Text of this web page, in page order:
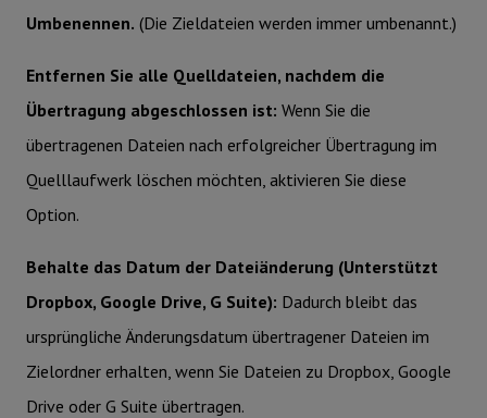
Umbenennen. (Die Zieldateien werden immer umbenannt.)
Entfernen Sie alle Quelldateien, nachdem die
Übertragung abgeschlossen ist: Wenn Sie die
übertragenen Dateien nach erfolgreicher Übertragung im
Quelllaufwerk löschen möchten, aktivieren Sie diese
Option.
Behalte das Datum der Dateiänderung (Unterstützt
Dropbox, Google Drive, G Suite): Dadurch bleibt das
ursprüngliche Änderungsdatum übertragener Dateien im
Zielordner erhalten, wenn Sie Dateien zu Dropbox, Google
Drive oder G Suite übertragen.